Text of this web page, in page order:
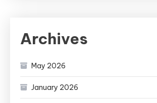
Archives
May 2026
January 2026